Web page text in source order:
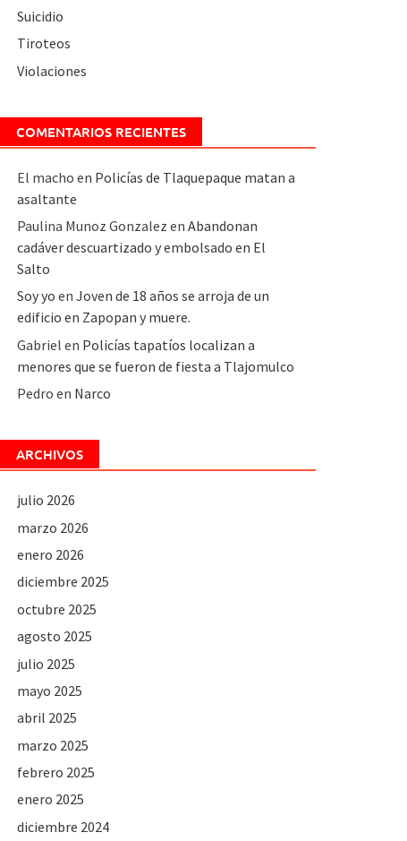
Suicidio
Tiroteos
Violaciones
COMENTARIOS RECIENTES
El macho en Policías de Tlaquepaque matan a
asaltante
Paulina Munoz Gonzalez en Abandonan
cadáver descuartizado y embolsado en El
Salto
Soy yo en Joven de 18 años se arroja de un
edificio en Zapopan y muere.
Gabriel en Policías tapatíos localizan a
menores que se fueron de fiesta a Tlajomulco
Pedro en Narco
ARCHIVOS
julio 2026
marzo 2026
enero 2026
diciembre 2025
octubre 2025
agosto 2025
julio 2025
mayo 2025
abril 2025
marzo 2025
febrero 2025
enero 2025
diciembre 2024